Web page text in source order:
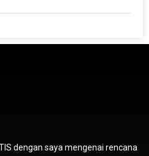
dengan saya mengenai rencana